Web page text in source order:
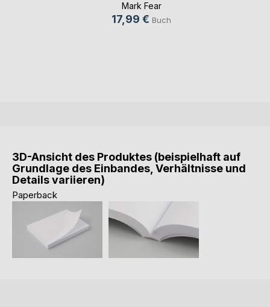
Mark Fear
17,99 € Buch
3D-Ansicht des Produktes (beispielhaft auf
Grundlage des Einbandes, Verhältnisse und
Details variieren)
Paperback